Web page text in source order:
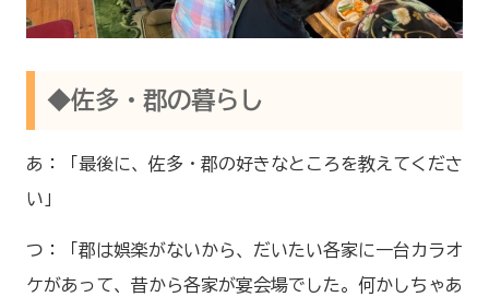
◆佐多・郡の暮らし
あ：「最後に、佐多・郡の好きなところを教えてくださ
い」
つ：「郡は娯楽がないから、だいたい各家に一台カラオ
ケがあって、昔から各家が宴会場でした。何かしちゃあ